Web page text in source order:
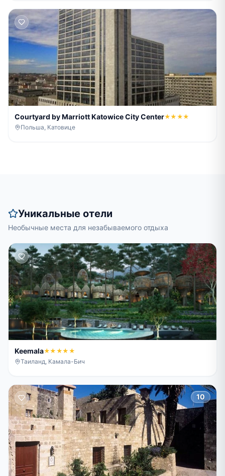
Courtyard by Marriott Katowice City Center★★★★
Польша, Катовице
Уникальные отели
Необычные места для незабываемого отдыха
Keemala★★★★★
Таиланд, Камала-Бич
10